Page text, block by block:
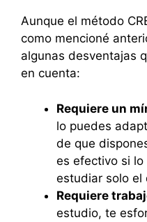
Aunque el método
como mencioné
algunas desventajas
en cuenta:
Requiere un
lo puedes
de que
es efectivo si
estudiar solo el
Requiere
estudio, te